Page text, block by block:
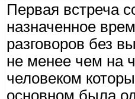
Первая встреча
назначенное
разговоров без
не менее чем на
человеком
основном была